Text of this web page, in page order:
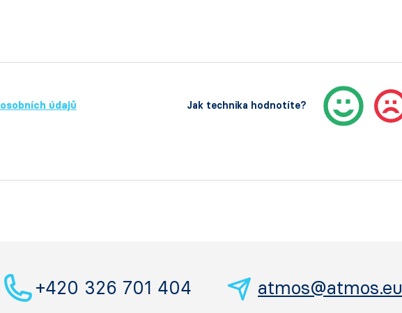
osobních údajů Jak technika hodnotíte?
+420 326 701 404 atmos@atmos.eu